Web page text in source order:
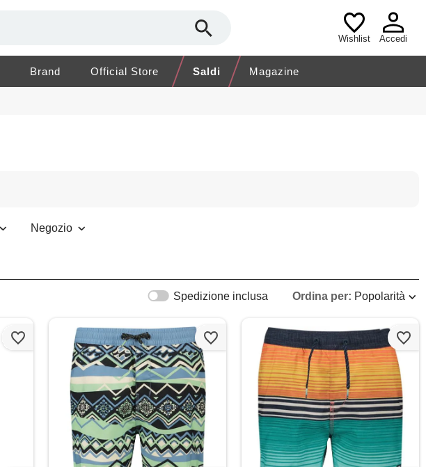
Wishlist Accedi
Brand Official Store Saldi Magazine
Negozio
Ordina per: Popolarità
Spedizione inclusa